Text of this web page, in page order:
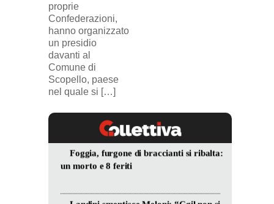
proprie
Confederazioni,
hanno organizzato
un presidio
davanti al
Comune di
Scopello, paese
nel quale si […]